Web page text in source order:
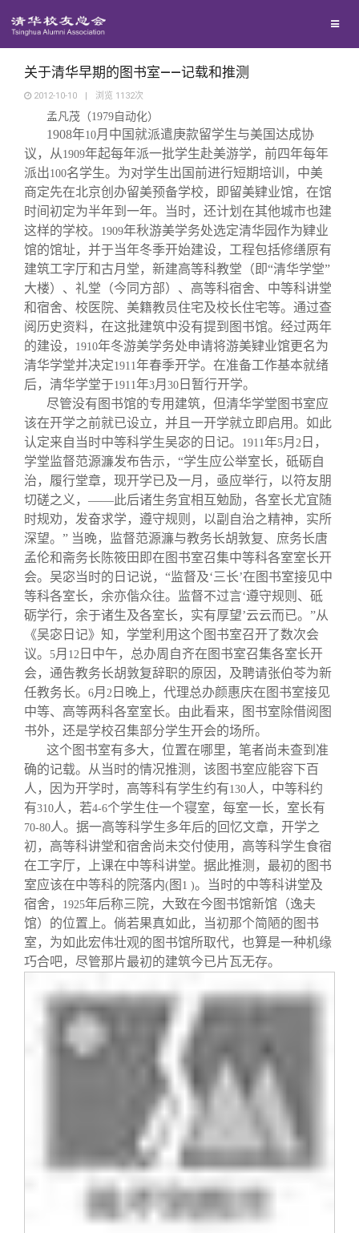
西南联大校友会
义工计划
新媒体平台
青春风采
校友文苑
校友讲坛
校友视界
校友服务
终身学习
信息化服务
三创大赛
实用信息
校友总会
总会简介
会长致辞
总会章程
理事会名单
制度法规
联系我们
关闭
关于清华早期的图书室——记载和推测
2012-10-10 | 浏览 1132次
孟凡茂（1979 自动化）
1908年10月中国就派遣庚款留学生与美国达成协
议，从 1909年起每年派一批学生赴美游学，前四年每年
派出100名学生。为对学生出国前进行短期培训，中美
商定先在北京创办留美预备学校，即留美肄业馆，在馆
时间初定为半年到一年。当时，还计划在其他城市也建
这样的学校。
1909年秋游美学务处选定清华园作为肄业
馆的馆址，并于当年冬季开始建设，工程包括修缮原有
建筑工字厅和古月堂，新建高等科教堂（即“清华学堂”
大楼）、礼堂（今同方部）、高等科宿舍、中等科讲堂
和宿舍、校医院、美籍教员住宅及校长住宅等。通过查
阅历史资料，在这批建筑中没有提到图书馆。经过两年
的建设，
1910年冬游美学务处申请将游美肄业馆更名为
清华学堂并决定1911年春季开学。在准备工作基本就绪
后，清华学堂于1911年3月 30 日暂行开学。
尽管没有图书馆的专用建筑，但清华学堂图书室应
该在开学之前就已设立，并且一开学就立即启用。如此
认定来自当时中等科学生吴宓的日记。
1911年5月 2 日，
学堂监督范源濂发布告示，“学生应公举室长，砥砺自
治，履行堂章，现开学已及一月，亟应举行，以符友朋
切磋之义，——此后诸生务宜相互勉励，各室长尤宜随
时规劝，发奋求学，遵守规则，以副自治之精神，实所
深望。” 当晚，监督范源濂与教务长胡敦复、庶务长唐
孟伦和斋务长陈筱田即在图书室召集中等科各室室长开
会。吴宓当时的日记说，“监督及‘三长’在图书室接见中
等科各室长，余亦偕众往。监督不过言‘遵守规则、砥
砺学行，余于诸生及各室长，实有厚望’云云而已。”从
《吴宓日记》知，学堂利用这个图书室召开了数次会
议。 5月 12 日中午，总办周自齐在图书室召集各室长开
会，通告教务长胡敦复辞职的原因，及聘请张伯苓为新
任教务长。 6月 2 日晚上，代理总办颜惠庆在图书室接见
中等、高等两科各室室长。由此看来，图书室除借阅图
书外，还是学校召集部分学生开会的场所。
这个图书室有多大，位置在哪里，笔者尚未查到准
确的记载。从当时的情况推测，该图书室应能容下百
人，因为开学时，高等科有学生约有130人，中等科约
有310人，若4-6个学生住一个寝室，每室一长，室长有
70-80人。据一高等科学生多年后的回忆文章，开学之
初，高等科讲堂和宿舍尚未交付使用，高等科学生食宿
在工字厅，上课在中等科讲堂。据此推测，最初的图书
室应该在中等科的院落内( 图 1 )。当时的中等科讲堂及
宿舍，
1925年后称三院，大致在今图书馆新馆（逸夫
馆）的位置上。倘若果真如此，当初那个简陋的图书
室，为如此宏伟壮观的图书馆所取代，也算是一种机缘
巧合吧，尽管那片最初的建筑今已片瓦无存。